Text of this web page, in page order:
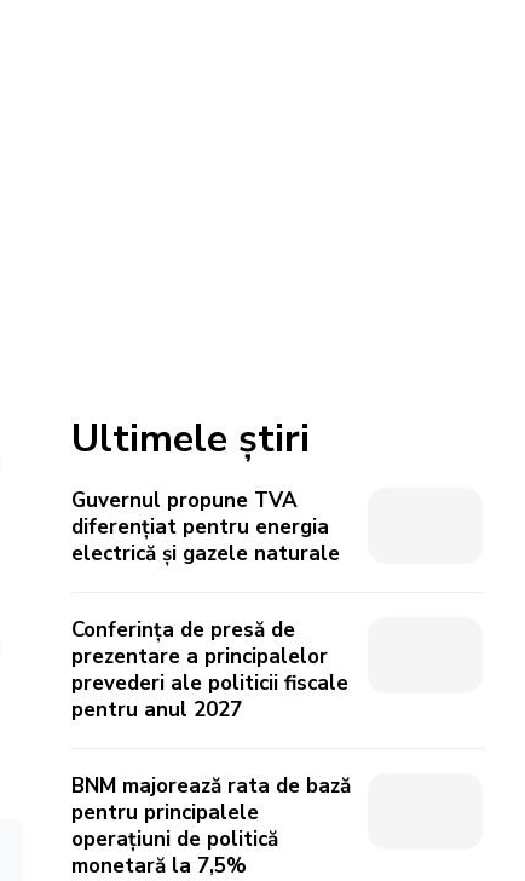
Ultimele știri
Guvernul propune TVA
diferențiat pentru energia
electrică și gazele naturale
Conferința de presă de
prezentare a principalelor
prevederi ale politicii fiscale
pentru anul 2027
BNM majorează rata de bază
pentru principalele
operațiuni de politică
monetară la 7,5%